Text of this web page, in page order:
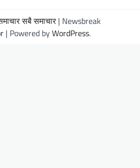
सबै समाचार | Newsbreak
| Powered byWordPress.